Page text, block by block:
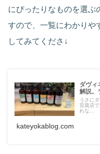
にぴったりなものを選ぶ
すので、一覧にわかりや
してみてくださ↓
ダヴィ
解説。
うさに
百貨店
れな...
kateyokablog.com